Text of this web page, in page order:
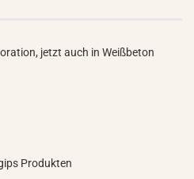
jetzt auch in Weißbeton
Produkten